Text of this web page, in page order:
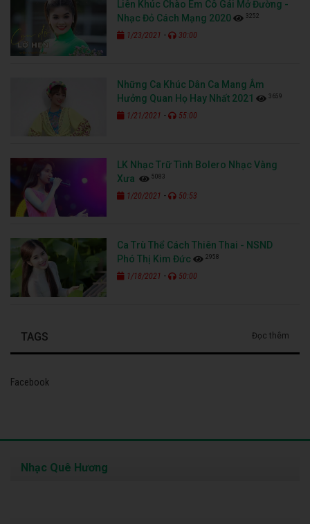
Liên Khúc Chào Em Cô Gái Mở Đường -
Nhạc Đỏ Cách Mạng 2020
3252
1/23/2021 - 30:00
Những Ca Khúc Dân Ca Mang Âm
Hưởng Quan Họ Hay Nhất 2021
3659
1/21/2021 - 55:00
LK Nhạc Trữ Tình Bolero Nhạc Vàng
Xưa
5083
1/20/2021 - 50:53
Ca Trù Thể Cách Thiên Thai - NSND
Phó Thị Kim Đức
2958
1/18/2021 - 50:00
TAGS Đọc thêm
Facebook
Nhạc Quê Hương